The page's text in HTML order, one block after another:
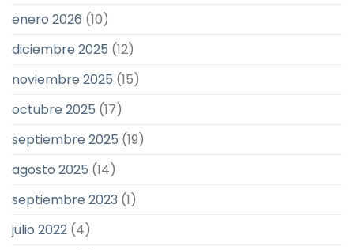
enero 2026 (10)
diciembre 2025 (12)
noviembre 2025 (15)
octubre 2025 (17)
septiembre 2025 (19)
agosto 2025 (14)
septiembre 2023 (1)
julio 2022 (4)